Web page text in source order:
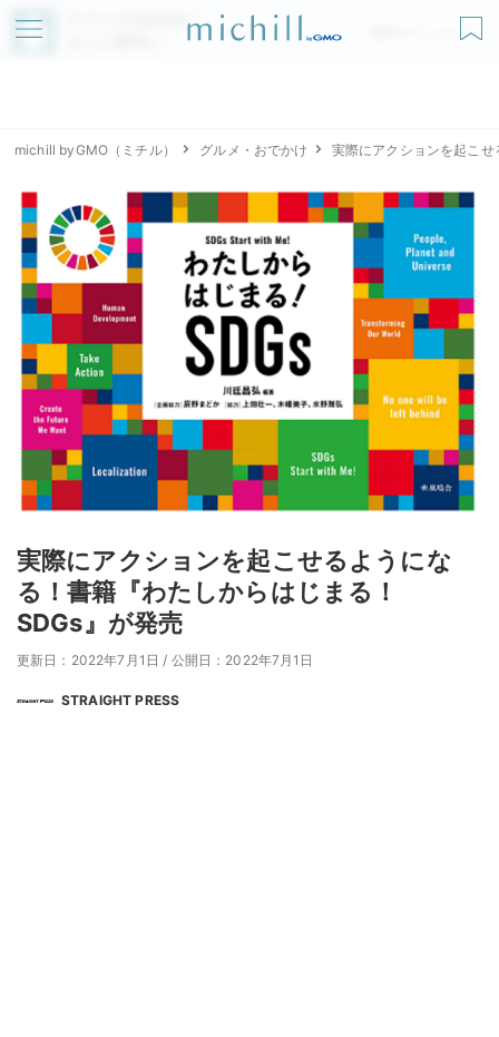
アプリでmichillが
無料ダウンロード
michill byGMO（ミチル） グルメ・おでかけ 実際にアクションを起こ
実際にアクションを起こせるようにな
る！書籍『わたしからはじまる！
SDGs』が発売
更新日：2022年7月1日 / 公開日：2022年7月1日
STRAIGHT PRESS